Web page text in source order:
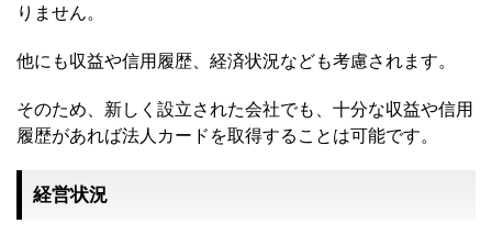
りません。
他にも収益や信用履歴、経済状況なども考慮されます。
そのため、新しく設立された会社でも、十分な収益や信用
履歴があれば法人カードを取得することは可能です。
経営状況